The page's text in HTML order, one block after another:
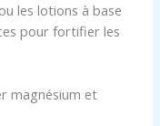
les lotions à base
pour fortifier les
magnésium et